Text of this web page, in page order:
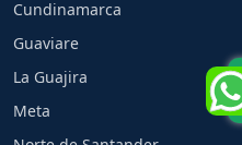
Cundinamarca
Guaviare
La Guajira
Meta